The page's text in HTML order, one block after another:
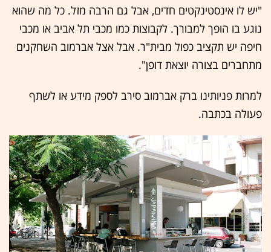
"יש לו אינסטינקטים חדים, אבל גם הרבה מזל. כל מה שהוא
נוגע בו הופך למבורך. לקבוצות כמו מכבי תל אביב או מכבי
חיפה יש תקציב כפול מבית"ר. אבל אצל אברמוב השחקנים
מתחברים בצורה יוצאת דופן".
למרות פניותינו ברק אברמוב סירב לספק מידע או לשתף
פעולה בכתבה.